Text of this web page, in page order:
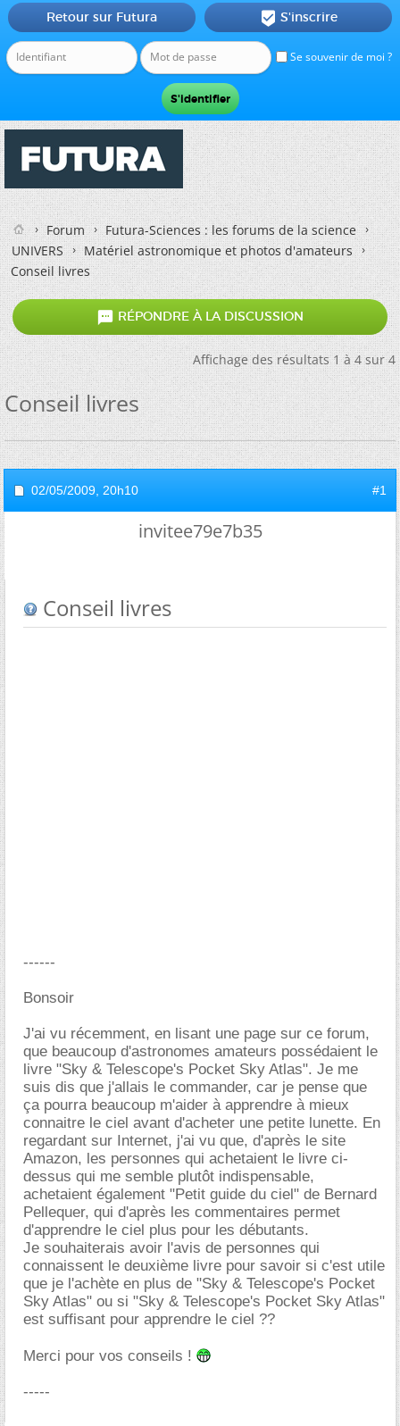
Se souvenir de moi ?
Retour sur Futura  S'inscrire
Forum
Futura-Sciences : les forums de la science
UNIVERS
Matériel astronomique et photos d'amateurs
Conseil livres
 RÉPONDRE À LA DISCUSSION
Affichage des résultats 1 à 4 sur 4
Conseil livres
02/05/2009, 20h10 #1
invitee79e7b35
Conseil livres
------
Bonsoir
J'ai vu récemment, en lisant une page sur ce forum,
que beaucoup d'astronomes amateurs possédaient le
livre "Sky & Telescope's Pocket Sky Atlas". Je me
suis dis que j'allais le commander, car je pense que
ça pourra beaucoup m'aider à apprendre à mieux
connaitre le ciel avant d'acheter une petite lunette. En
regardant sur Internet, j'ai vu que, d'après le site
Amazon, les personnes qui achetaient le livre ci-
dessus qui me semble plutôt indispensable,
achetaient également "Petit guide du ciel" de Bernard
Pellequer, qui d'après les commentaires permet
d'apprendre le ciel plus pour les débutants.
Je souhaiterais avoir l'avis de personnes qui
connaissent le deuxième livre pour savoir si c'est utile
que je l'achète en plus de "Sky & Telescope's Pocket
Sky Atlas" ou si "Sky & Telescope's Pocket Sky Atlas"
est suffisant pour apprendre le ciel ??
Merci pour vos conseils !
-----